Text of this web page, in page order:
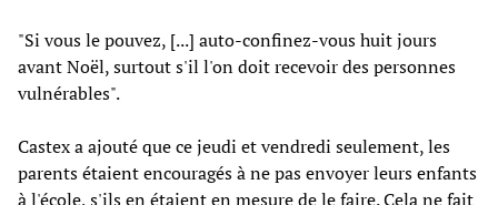
"Si vous le pouvez, [...] auto-confinez-vous huit jours
avant Noël, surtout s'il l'on doit recevoir des personnes
vulnérables".
Castex a ajouté que ce jeudi et vendredi seulement, les
parents étaient encouragés à ne pas envoyer leurs enfants
à l'école, s'ils en étaient en mesure de le faire. Cela ne fait